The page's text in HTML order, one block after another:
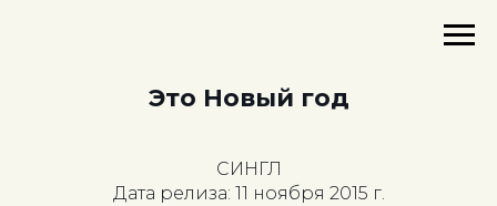
Это Новый год
СИНГЛ
Дата релиза: 11 ноября 2015 г.